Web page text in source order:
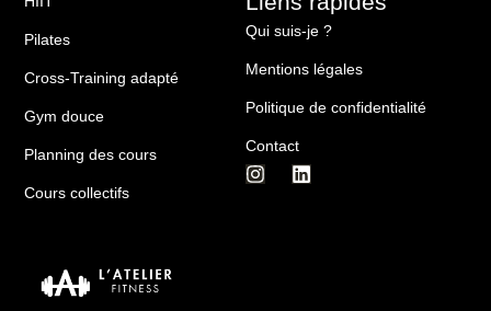
Qui suis-je ?
Mentions légales
Politique de confidentialité
Contact
Pilates
Cross-Training adapté
Gym douce
Planning des cours
Cours collectifs